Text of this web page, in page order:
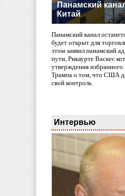
Панамский
Китай
Панамский канал
будет открыт для
этом заявил панамский
пути, Рикаурте Васкес
утверждения
Трампа о том, что США
свой контроль.
Интервью